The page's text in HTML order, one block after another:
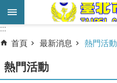
跳到主要內容區塊
進
搜
尋
:::
:::
首頁
最新消息 熱門活動
熱門活動